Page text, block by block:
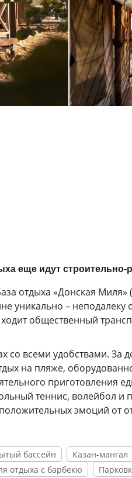
еще идут
отдыха «Донская Миля»
уникально – неподалеку
общественный
со всеми удобствами. За
на пляже,
приготовления
теннис, волейбол и
эмоций от
бассейн
Казан-мангал
отдыха с барбекю